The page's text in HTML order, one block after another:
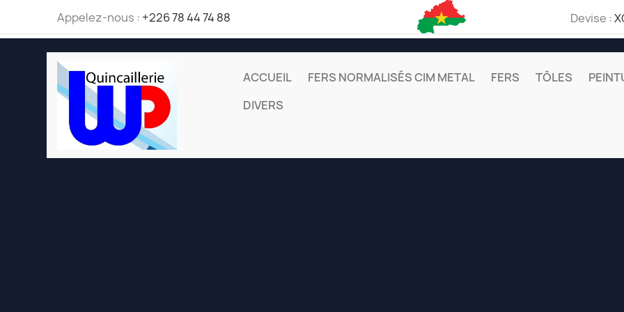
Appelez-nous : +226 78 44 74 88 Devise :
ACCUEIL FERS NORMALISÉS CIM METAL FERS TÔLES
DIVERS